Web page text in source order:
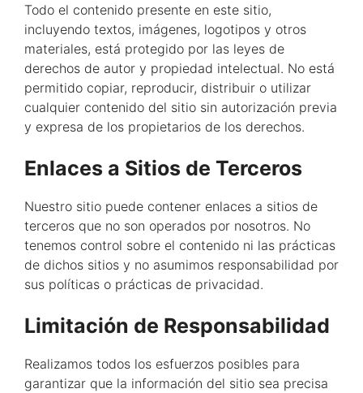
Todo el contenido presente en este sitio,
incluyendo textos, imágenes, logotipos y otros
materiales, está protegido por las leyes de
derechos de autor y propiedad intelectual. No está
permitido copiar, reproducir, distribuir o utilizar
cualquier contenido del sitio sin autorización previa
y expresa de los propietarios de los derechos.
Enlaces a Sitios de Terceros
Nuestro sitio puede contener enlaces a sitios de
terceros que no son operados por nosotros. No
tenemos control sobre el contenido ni las prácticas
de dichos sitios y no asumimos responsabilidad por
sus políticas o prácticas de privacidad.
Limitación de Responsabilidad
Realizamos todos los esfuerzos posibles para
garantizar que la información del sitio sea precisa